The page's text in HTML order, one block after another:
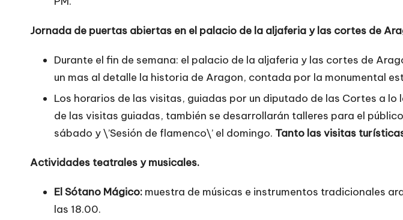
Jornada de puertas abiertas en el palacio de la aljaferia y las cortes de
Durante el fin de semana: el palacio de la aljaferia y las cortes de
un mas al detalle la historia de Aragon, contada por la monumental
Los horarios de las visitas, guiadas por un diputado de las Cortes a lo
de las visitas guiadas, también se desarrollarán talleres para el
sábado y \’Sesión de flamenco\’ el domingo. Tanto las visitas
Actividades teatrales y musicales.
El Sótano Mágico: muestra de músicas e instrumentos tradicionales
las 18.00.